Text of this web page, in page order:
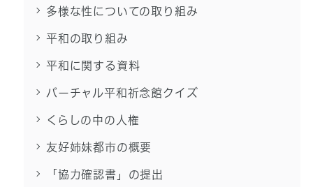
多様な性についての取り組み
平和の取り組み
平和に関する資料
バーチャル平和祈念館クイズ
くらしの中の人権
友好姉妹都市の概要
「協力確認書」の提出